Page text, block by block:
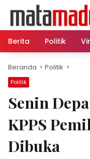
konten
Berita
Politik
Beranda Politik
Politik
Senin
KPPS
Dibuka